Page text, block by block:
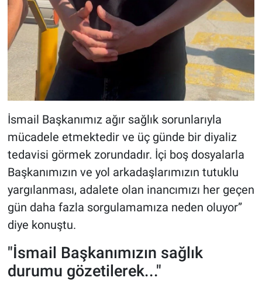
İsmail Başkanımız ağır sağlık sorunlarıyla
mücadele etmektedir ve üç günde bir diyaliz
tedavisi görmek zorundadır. İçi boş dosyalarla
Başkanımızın ve yol arkadaşlarımızın tutuklu
yargılanması, adalete olan inancımızı her geçen
gün daha fazla sorgulamamıza neden oluyor”
diye konuştu.
"İsmail Başkanımızın sağlık
durumu gözetilerek..."